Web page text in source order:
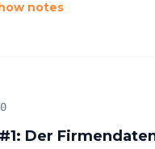
notes
Der